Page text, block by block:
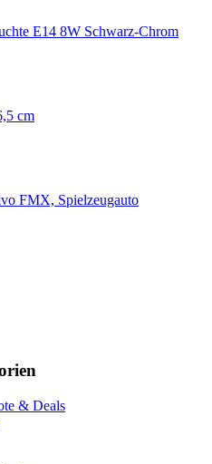
E14 8W Schwarz-Chrom
cm
FMX, Spielzeugauto
& Deals